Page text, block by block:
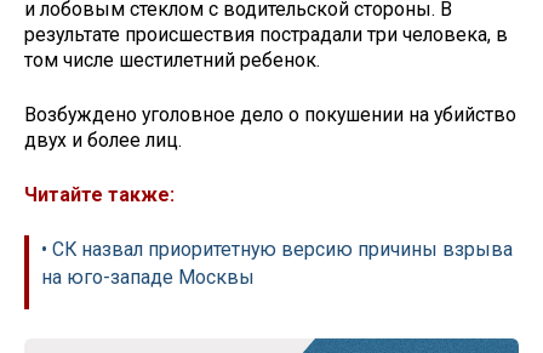
и лобовым стеклом с водительской стороны. В
результате происшествия пострадали три человека, в
том числе шестилетний ребенок.
Возбуждено уголовное дело о покушении на убийство
двух и более лиц.
Читайте также:
• СК назвал приоритетную версию причины взрыва
на юго-западе Москвы